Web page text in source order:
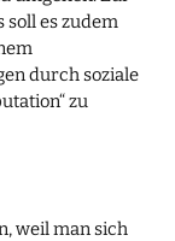
soll es zudem
durch soziale
zu
weil man sich